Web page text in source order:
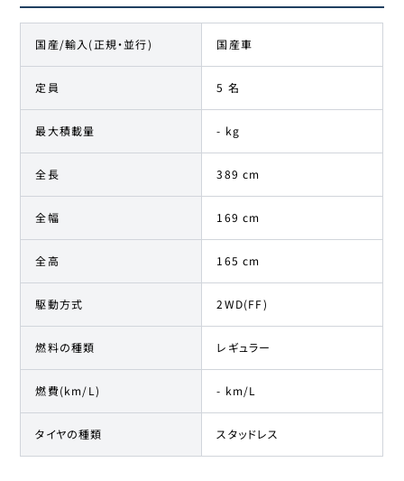
国産/輸入(正規・並行) 国産車
定員 5 名
最大積載量 - kg
全長 389 cm
全幅 169 cm
全高 165 cm
駆動方式 2WD(FF)
燃料の種類 レギュラー
燃費(km/L) - km/L
タイヤの種類 スタッドレス